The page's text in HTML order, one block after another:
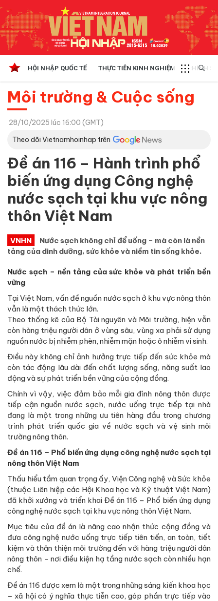
HỘI NHẬP QUỐC TẾ THỰC TIỄN KINH NGHIỆM CHÍNH
Môi trường & Cuộc sống
28/10/2025 lúc 16:00 (GMT)
Theo dõi Vietnamhoinhap trên
Đề án 116 – Hành trình phổ
biến ứng dụng Công nghệ
nước sạch tại khu vực nông
thôn Việt Nam
VNHN
Nước sạch không chỉ để uống – mà còn là nền
tảng của dinh dưỡng, sức khỏe và niềm tin sống khỏe.
Nước sạch – nền tảng của sức khỏe và phát triển bền
vững
Tại Việt Nam, vấn đề nguồn nước sạch ở khu vực nông thôn
vẫn là một thách thức lớn.
Theo thống kê của Bộ Tài nguyên và Môi trường, hiện vẫn
còn hàng triệu người dân ở vùng sâu, vùng xa phải sử dụng
nguồn nước bị nhiễm phèn, nhiễm mặn hoặc ô nhiễm vi sinh.
Điều này không chỉ ảnh hưởng trực tiếp đến sức khỏe mà
còn tác động lâu dài đến chất lượng sống, năng suất lao
động và sự phát triển bền vững của cộng đồng.
Chính vì vậy, việc đảm bảo mỗi gia đình nông thôn được
tiếp cận nguồn nước sạch, nước uống trực tiếp tại nhà
đang là một trong những ưu tiên hàng đầu trong chương
trình phát triển quốc gia về nước sạch và vệ sinh môi
trường nông thôn.
Đề án 116 – Phổ biến ứng dụng công nghệ nước sạch tại
nông thôn Việt Nam
Thấu hiểu tầm quan trọng ấy, Viện Công nghệ và Sức khỏe
(thuộc Liên hiệp các Hội Khoa học và Kỹ thuật Việt Nam)
đã khởi xướng và triển khai Đề án 116 – Phổ biến ứng dụng
công nghệ nước sạch tại khu vực nông thôn Việt Nam.
Mục tiêu của đề án là nâng cao nhận thức cộng đồng và
đưa công nghệ nước uống trực tiếp tiên tiến, an toàn, tiết
kiệm và thân thiện môi trường đến với hàng triệu người dân
nông thôn – nơi điều kiện hạ tầng nước sạch còn nhiều hạn
chế.
Đề án 116 được xem là một trong những sáng kiến khoa học
– xã hội có ý nghĩa thực tiễn cao, góp phần trực tiếp vào